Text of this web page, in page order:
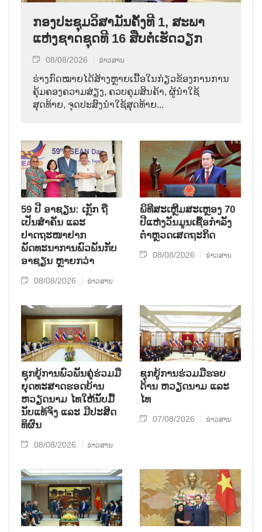
ກອງປະຊຸມວິສາມັນຄັ້ງທີ 1, ສະພາ
ແຫ່ງຊາດຊຸດທີ 16 ສືບຕໍ່ເຮັດວຽກ
08/08/2026 ຂ່າວສານ
ຮ່າງກົດໝາຍໄດ້ສ້າງຫຼາຍເນື້ອໃນກ່ຽວຂ້ອງການການ
ຄຸ້ມຄອງຄວາມສ່ຽງ, ຄວບຄຸມສິນຄ້າ, ຜູ້ນຳໃຊ້
ສຸດທ້າຍ, ຈຸດປະສົງນຳໃຊ້ສຸດທ້າຍ...
59 ປີ ອາຊຽນ: ເກຼັກ ຖື
ເປັນສຳຄັນ ແລະ
ປາດຖະໜາຢາກ
ພັດທະນາການພົວພັນກັບ
ອາຊຽນ ຫຼາຍກວ່າ
08/08/2026 ຂ່າວສານ
ພິທີສະເຫຼີມສະເຫຼອງ 70
ປີແຫ່ງວັນມູນເຊື້ອກຳລັງ
ຕຳຫຼວດເສດຖະກິດ
08/08/2026 ຂ່າວສານ
ຊຸກ​ຍູ້​ການ​ພົວ​ພັນ​ຄູ່​ຮ່ວມ​ມື​
ຍຸດ​ທະ​ສາດ​ຮອດ​ບ້ານ
ຫວຽດ​ນາມ ໄທ​ໃຫ້​ນັບ​ມື້​
ນັບ​ແທ້​ຈິງ ແລະ ມີ​ປະ​ສິດ​
ທິ​ຜົນ
08/08/2026 ຂ່າວສານ
ຊຸກຍູ້ການຮ່ວມມືຮອບ
ດ້ານ ຫວຽດນາມ ແລະ
ໄທ
07/08/2026 ຂ່າວສານ